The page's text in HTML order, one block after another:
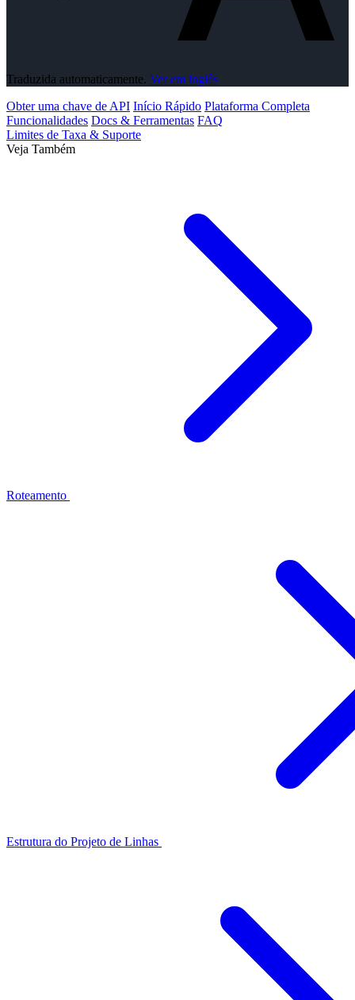
Traduzida automaticamente. Ver em inglês
Obter uma chave de API Início Rápido Plataforma Completa
Funcionalidades Docs & Ferramentas FAQ
Limites de Taxa & Suporte
Veja Também
Roteamento
Estrutura do Projeto de Linhas